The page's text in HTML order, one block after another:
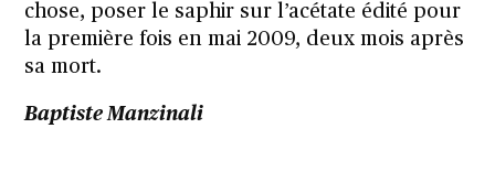
chose, poser le saphir sur l’acétate édité pour
la première fois en mai 2009, deux mois après
sa mort.
Baptiste Manzinali